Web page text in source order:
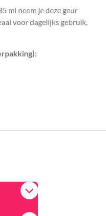
ml neem je deze geur
voor dagelijks gebruik,